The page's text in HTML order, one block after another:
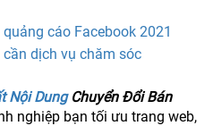
cáo Facebook 2021
dịch vụ chăm sóc
Nội DungChuyển Đổi Bán
nghiệp bạn tối ưu trang web,